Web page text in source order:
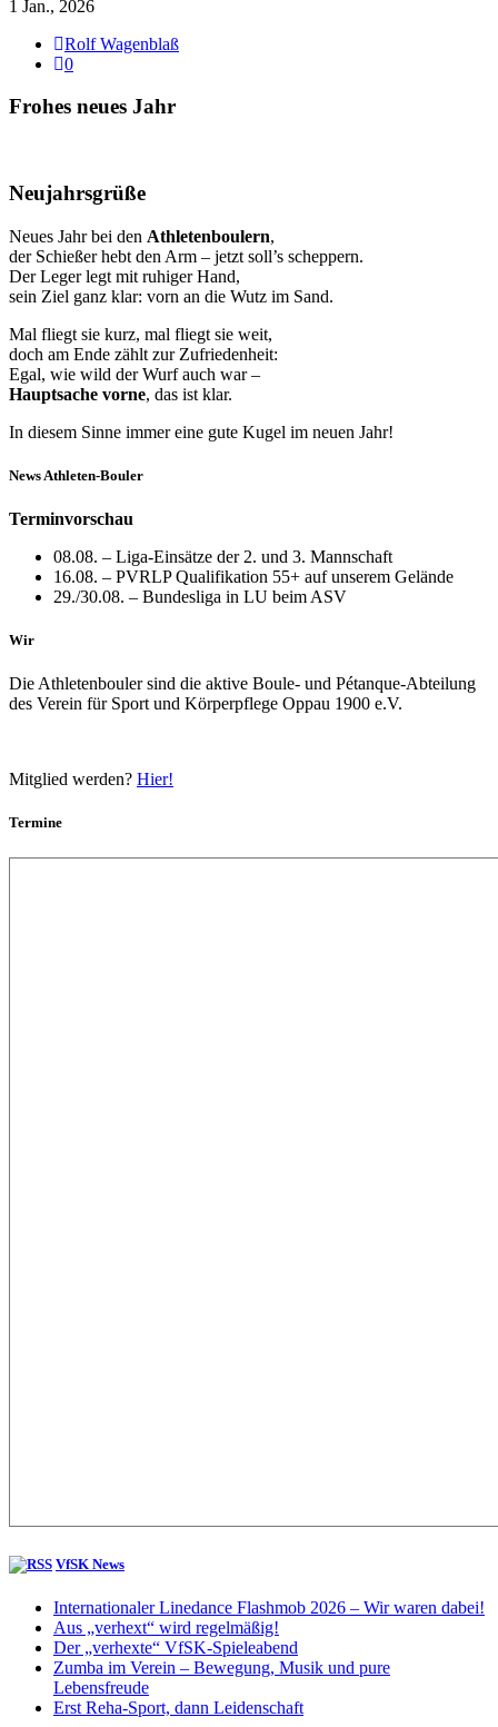
1 Jan., 2026
Rolf Wagenblaß
0
Frohes neues Jahr
Neujahrsgrüße
Neues Jahr bei den Athletenboulern,
der Schießer hebt den Arm – jetzt soll’s scheppern.
Der Leger legt mit ruhiger Hand,
sein Ziel ganz klar: vorn an die Wutz im Sand.
Mal fliegt sie kurz, mal fliegt sie weit,
doch am Ende zählt zur Zufriedenheit:
Egal, wie wild der Wurf auch war –
Hauptsache vorne, das ist klar.
In diesem Sinne immer eine gute Kugel im neuen Jahr!
News Athleten-Bouler
Terminvorschau
08.08. – Liga-Einsätze der 2. und 3. Mannschaft
16.08. – PVRLP Qualifikation 55+ auf unserem Gelände
29./30.08. – Bundesliga in LU beim ASV
Wir
Die Athletenbouler sind die aktive Boule- und Pétanque-Abteilung
des Verein für Sport und Körperpflege Oppau 1900 e.V.
Mitglied werden? Hier!
Termine
VfSK News
Internationaler Linedance Flashmob 2026 – Wir waren dabei!
Aus „verhext“ wird regelmäßig!
Der „verhexte“ VfSK-Spieleabend
Zumba im Verein – Bewegung, Musik und pure
Lebensfreude
Erst Reha-Sport, dann Leidenschaft